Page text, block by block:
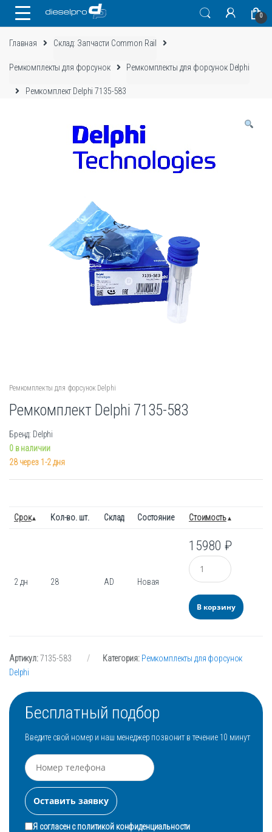
0
Главная Склад: Запчасти Common Rail
Ремкомплекты для форсунок Ремкомплекты для форсунок Delphi
Ремкомплект Delphi 7135-583
Ремкомплекты для форсунок Delphi
Ремкомплект Delphi 7135-583
Бренд: Delphi
0 в наличии
28 через 1-2 дня
Срок Кол-во. шт. Склад Состояние Стоимость
2 дн 28 AD Новая
15980₽
Количество
В корзину
Артикул:7135-583 Категория: Ремкомплекты для форсунок
Delphi
Бесплатный подбор
Введите свой номер и наш менеджер позвонит в течение 10 минут
Я согласен сполитикой конфиденциальности